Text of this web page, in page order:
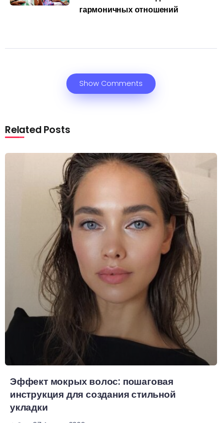
гармоничных отношений
Show Comments
Related Posts
Эффект мокрых волос: пошаговая
инструкция для создания стильной
укладки